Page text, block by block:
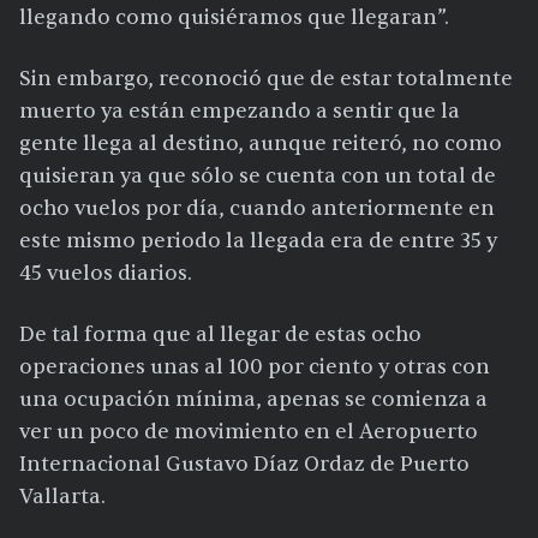
llegando como quisiéramos que llegaran”.
Sin embargo, reconoció que de estar totalmente
muerto ya están empezando a sentir que la
gente llega al destino, aunque reiteró, no como
quisieran ya que sólo se cuenta con un total de
ocho vuelos por día, cuando anteriormente en
este mismo periodo la llegada era de entre 35 y
45 vuelos diarios.
De tal forma que al llegar de estas ocho
operaciones unas al 100 por ciento y otras con
una ocupación mínima, apenas se comienza a
ver un poco de movimiento en el Aeropuerto
Internacional Gustavo Díaz Ordaz de Puerto
Vallarta.